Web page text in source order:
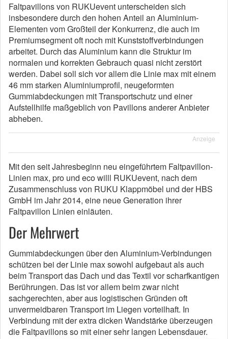
Faltpavillons von RUKUevent unterscheiden sich
insbesondere durch den hohen Anteil an Aluminium-
Elementen vom Großteil der Konkurrenz, die auch im
Premiumsegment oft noch mit Kunststoffverbindungen
arbeitet. Durch das Aluminium kann die Struktur im
normalen und korrekten Gebrauch quasi nicht zerstört
werden. Dabei soll sich vor allem die Linie max mit einem
46 mm starken Aluminiumprofil, neugeformten
Gummiabdeckungen mit Transportschutz und einer
Aufstellhilfe maßgeblich von Pavillons anderer Anbieter
abheben.
Anzeige
Mit den seit Jahresbeginn neu eingeführtem Faltpavillon-
Linien max, pro und eco willl RUKUevent, nach dem
Zusammenschluss von RUKU Klappmöbel und der HBS
GmbH im Jahr 2014, eine neue Generation ihrer
Faltpavillon Linien einläuten.
Der Mehrwert
Gummiabdeckungen über den Aluminium-Verbindungen
schützen bei der Linie max sowohl aufgebaut als auch
beim Transport das Dach und das Textil vor scharfkantigen
Berührungen. Das ist vor allem beim zwar nicht
sachgerechten, aber aus logistischen Gründen oft
unvermeidbaren Transport im Liegen vorteilhaft. In
Verbindung mit der extra dicken Wandstärke überzeugen
die Faltpavillons so mit einer sehr langen Lebensdauer.